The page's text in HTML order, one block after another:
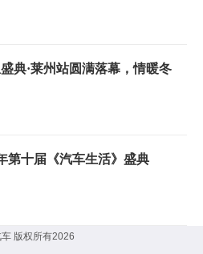
典·莱州站圆满落幕，情暖冬
第十届《汽车生活》盛典
版权所有2026